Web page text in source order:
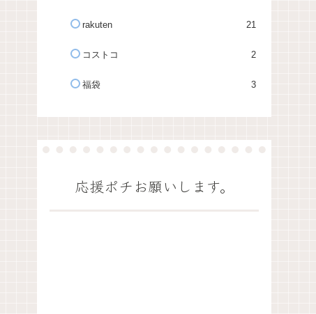
rakuten 21
コストコ 2
福袋 3
応援ポチお願いします。